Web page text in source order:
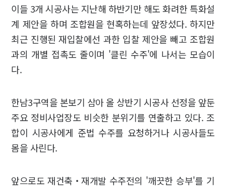
이들 3개 시공사는 지난해 하반기만 해도 화려한 특화설
계 제안을 하며 조합원을 현혹하는데 앞장섰다. 하지만
최근 진행된 재입찰에선 과한 입찰 제안을 빼고 조합원
과의 개별 접촉도 줄이며 '클린 수주'에 나서는 모습이
다.
한남3구역을 본보기 삼아 올 상반기 시공사 선정을 앞둔
주요 정비사업장도 비슷한 분위기를 연출하고 있다. 조
합이 시공사에게 준법 수주를 요청하거나 시공사들도
몸을 사린다.
앞으로도 재건축‧재개발 수주전의 '깨끗한 승부'를 기